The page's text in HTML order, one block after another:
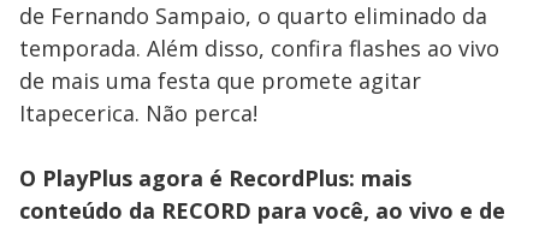
de Fernando Sampaio, o quarto eliminado da
temporada. Além disso, confira flashes ao vivo
de mais uma festa que promete agitar
Itapecerica. Não perca!
O PlayPlus agora é RecordPlus: mais
conteúdo da RECORD para você, ao vivo e de